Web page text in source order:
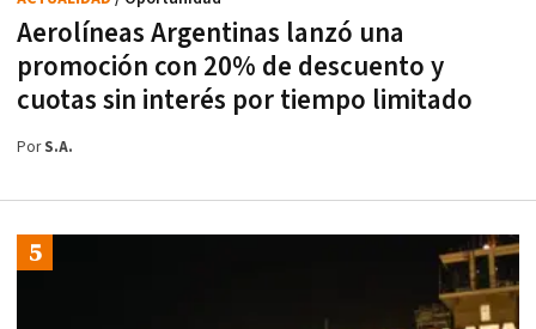
Aerolíneas Argentinas lanzó una
promoción con 20% de descuento y
cuotas sin interés por tiempo limitado
PorS.A.